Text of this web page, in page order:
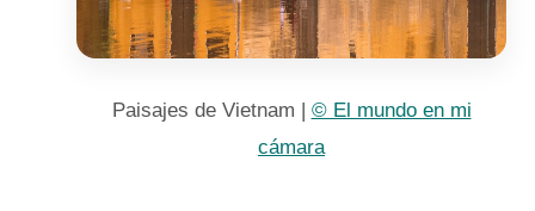
Paisajes de Vietnam | © El mundo en mi
cámara